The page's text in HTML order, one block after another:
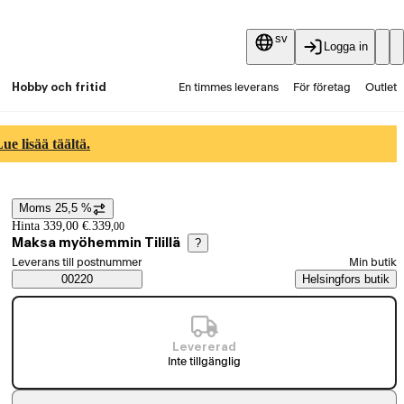
sv
Logga in
Hobby och fritid En timmes leverans För företag Outlet
lisää täältä.
Prisinformation
Moms 25,5 %
Hinta 339,00 €.339,00
Maksa myöhemmin Tilillä ?
Saatavuustiedot
Välj beställningssätt
Leverans till postnummer
00220
Min butik
Helsingfors butik
Levererad
Inte tillgänglig